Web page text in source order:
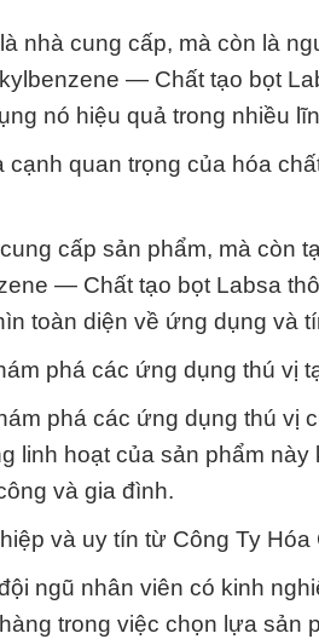
nhà cung cấp, mà còn là
— Chất tạo bọt
nó hiệu quả trong nhiều
cạnh quan trọng của hóa
cấp sản phẩm, mà còn
— Chất tạo bọt Labsa
toàn diện về ứng dụng và
phá các ứng dụng thú vị
phá các ứng dụng thú
linh hoạt của sản phẩm
và gia đình.
và uy tín từ Công Ty
ngũ nhân viên có kinh
trong việc chọn lựa sản